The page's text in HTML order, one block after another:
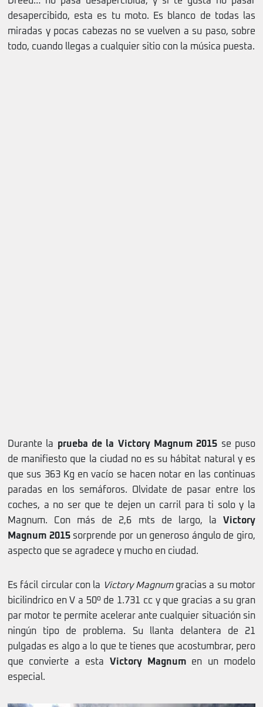
desapercibido, esta es tu moto. Es blanco de todas las
miradas y pocas cabezas no se vuelven a su paso, sobre
todo, cuando llegas a cualquier sitio con la música puesta.
Durante la prueba de la Victory Magnum 2015 se puso
de manifiesto que la ciudad no es su hábitat natural y es
que sus 363 Kg en vacío se hacen notar en las continuas
paradas en los semáforos. Olvidate de pasar entre los
coches, a no ser que te dejen un carril para ti solo y la
Magnum. Con más de 2,6 mts de largo, la Victory
Magnum 2015sorprende por un generoso ángulo de giro,
aspecto que se agradece y mucho en ciudad.
Es fácil circular con la Victory Magnumgracias a su motor
bicilindrico en V a 50º de 1.731 cc y que gracias a su gran
par motor te permite acelerar ante cualquier situación sin
ningún tipo de problema. Su llanta delantera de 21
pulgadas es algo a lo que te tienes que acostumbrar, pero
que convierte a esta Victory Magnumen un modelo
especial.